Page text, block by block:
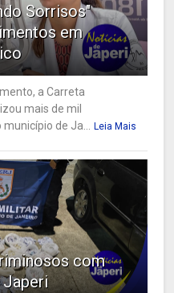
Sorrisos"
em
a Carreta
mais de mil
de Ja...
Leia Mais
com